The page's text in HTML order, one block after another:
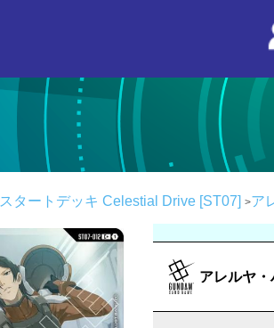
スタートデッキ Celestial Drive [ST07] ア
アレルヤ